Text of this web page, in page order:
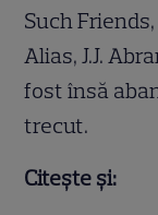
Such
Alias, J.J.
fost însă
trecut.
Citește și: